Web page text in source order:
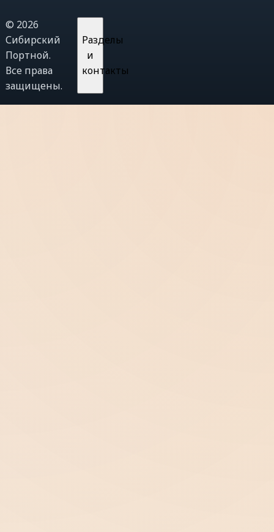
© 2026
Сибирский
Портной.
Все права
защищены.
Разделы
и
контакты